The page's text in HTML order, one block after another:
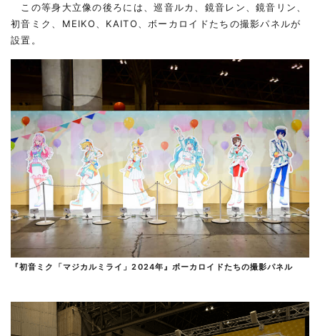
この等身大立像の後ろには、巡音ルカ、鏡音レン、鏡音リン、
初音ミク、MEIKO、KAITO、ボーカロイドたちの撮影パネルが
設置。
『初音ミク「マジカルミライ」2024年』ボーカロイドたちの撮影パネル